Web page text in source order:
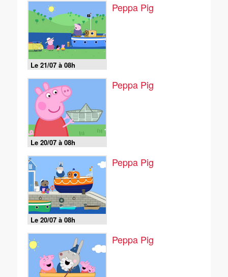
Le 21/07 à 08h
Peppa Pig
Le 20/07 à 08h
Peppa Pig
Le 20/07 à 08h
Peppa Pig
Peppa Pig